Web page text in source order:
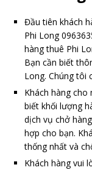
Đầu tiên khách
Phi Long
hàng thuê Phi
Bạn cần biết
Long. Chúng tôi
Khách hàng cho
biết khối lượng
dịch vụ chở
hợp cho bạn.
thống nhất và
Khách hàng vui